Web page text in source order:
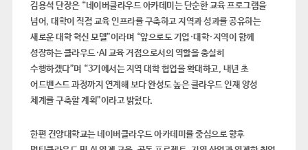
김용석 단장은 “네이버클라우드 아카데미는 단순한 교육 프로그램을
넘어 ,대학이 직접 교육 인프라를 구축하고 지역과 성과를 공유하는
새로운 대학 혁신 모델”이라며 “앞으로도 기업 ·대학·지역이 함께
성장하는 클라우드·AI 교육 거점으로서의 역할을 충실히
수행하겠다”며 “3기에서는 지역 대학 협업을 확대하고, 내년 초
어드밴스드 과정까지 연계해 보다 완성도 높은 클라우드 인재 양성
체계를 구축할 계획”이라고 밝혔다.
한편 건양대학교는 네이버클라우드 아카데미를 중심으로 향후